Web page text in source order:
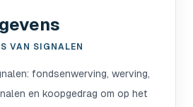
VAN SIGNALEN
fondsenwerving, werving,
en koopgedrag om op het